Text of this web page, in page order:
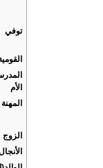
توفي
القومية
المدرسة
المهنة
الزوج
الأنجال